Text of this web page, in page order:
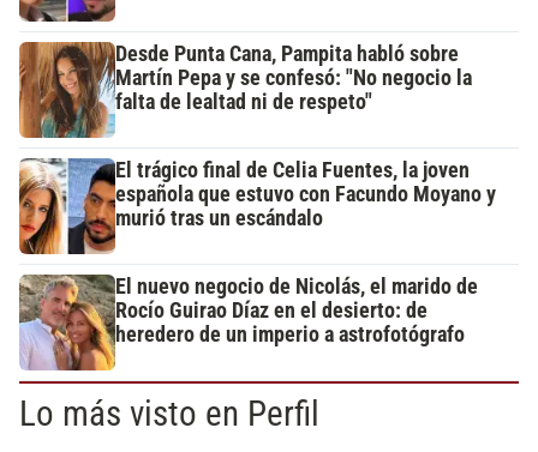
Desde Punta Cana, Pampita habló sobre
Martín Pepa y se confesó: "No negocio la
falta de lealtad ni de respeto"
El trágico final de Celia Fuentes, la joven
española que estuvo con Facundo Moyano y
murió tras un escándalo
El nuevo negocio de Nicolás, el marido de
Rocío Guirao Díaz en el desierto: de
heredero de un imperio a astrofotógrafo
Lo más visto en Perfil